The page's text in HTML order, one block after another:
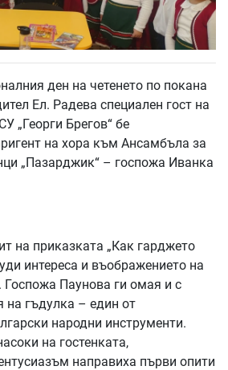
ден на четенето по покана
Ел. Радева специален гост на
„Георги Брегов“ бе
на хора към Ансамбъла за
„Пазарджик“ – госпожа Иванка
на приказката „Как гарджето
интереса и въображението на
Госпожа Паунова ги омая и с
на гъдулка – един от
народни инструменти.
на гостенката,
направиха първи опити